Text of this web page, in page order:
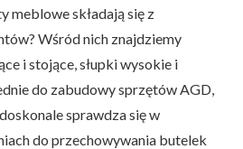
meblowe składają się z
Wśród nich znajdziemy
i stojące, słupki wysokie i
do zabudowy sprzętów AGD,
sprawdza się w
do przechowywania butelek